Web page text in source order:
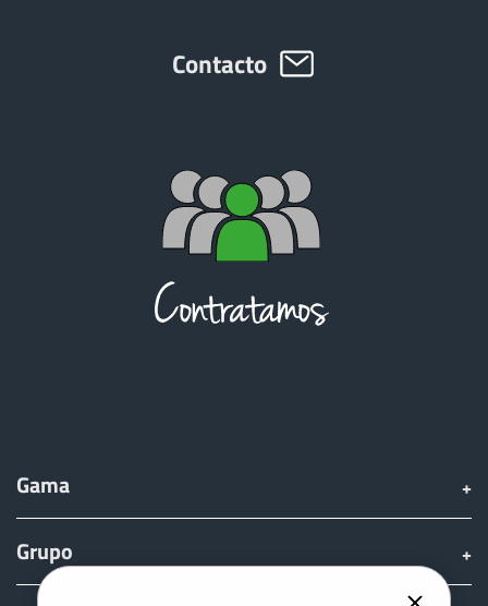
Contacto
Gama
Grupo